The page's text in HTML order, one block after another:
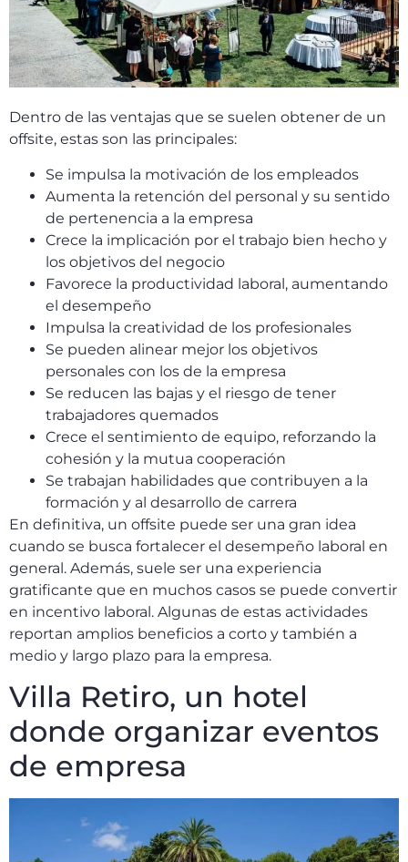
Dentro de las ventajas que se suelen obtener de un
offsite, estas son las principales:
Se impulsa la motivación de los empleados
Aumenta la retención del personal y su sentido
de pertenencia a la empresa
Crece la implicación por el trabajo bien hecho y
los objetivos del negocio
Favorece la productividad laboral, aumentando
el desempeño
Impulsa la creatividad de los profesionales
Se pueden alinear mejor los objetivos
personales con los de la empresa
Se reducen las bajas y el riesgo de tener
trabajadores quemados
Crece el sentimiento de equipo, reforzando la
cohesión y la mutua cooperación
Se trabajan habilidades que contribuyen a la
formación y al desarrollo de carrera
En definitiva, un offsite puede ser una gran idea
cuando se busca fortalecer el desempeño laboral en
general. Además, suele ser una experiencia
gratificante que en muchos casos se puede convertir
en incentivo laboral. Algunas de estas actividades
reportan amplios beneficios a corto y también a
medio y largo plazo para la empresa.
Villa Retiro, un hotel
donde organizar eventos
de empresa